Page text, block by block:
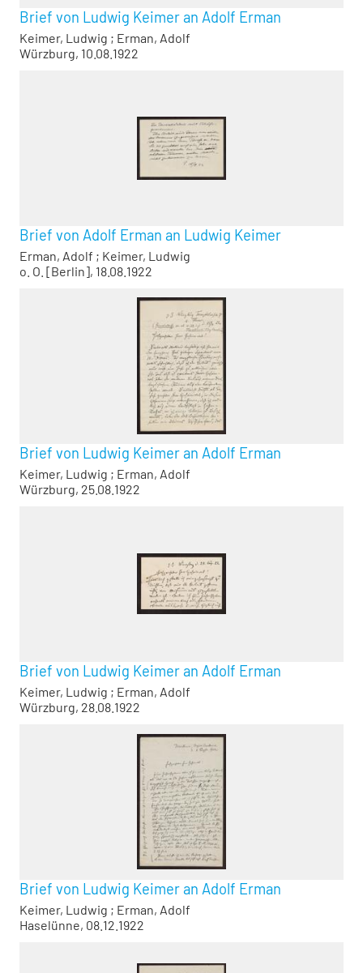
Brief von Ludwig Keimer an Adolf Erman
Keimer, Ludwig ; Erman, Adolf
Würzburg, 10.08.1922
Brief von Adolf Erman an Ludwig Keimer
Erman, Adolf ; Keimer, Ludwig
o. O. [Berlin], 18.08.1922
Brief von Ludwig Keimer an Adolf Erman
Keimer, Ludwig ; Erman, Adolf
Würzburg, 25.08.1922
Brief von Ludwig Keimer an Adolf Erman
Keimer, Ludwig ; Erman, Adolf
Würzburg, 28.08.1922
Brief von Ludwig Keimer an Adolf Erman
Keimer, Ludwig ; Erman, Adolf
Haselünne, 08.12.1922